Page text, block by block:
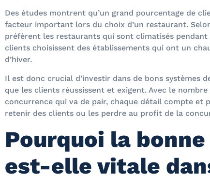
Des études montrent qu’un grand pourcentage de
facteur important lors du choix d’un restaurant.
préfèrent les restaurants qui sont climatisés pendant
clients choisissent des établissements qui ont un
d’hiver.
Il est donc crucial d’investir dans de bons
que les clients réussissent et exigent. Avec le
concurrence qui va de pair, chaque détail compte
retenir des clients ou les perdre au profit de la
Pourquoi la
est-elle vitale